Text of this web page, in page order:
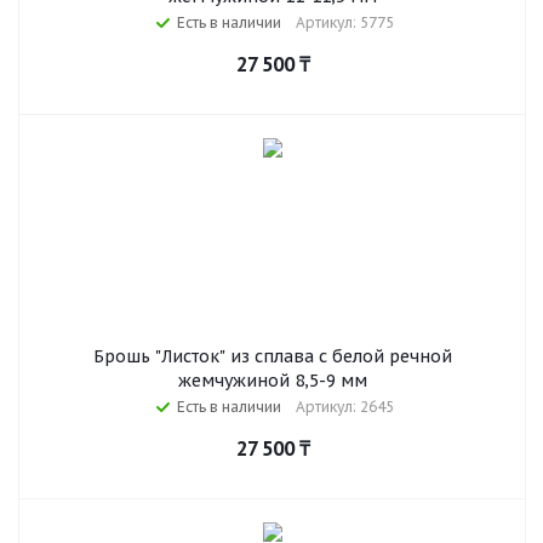
Есть в наличии Артикул: 5775
27 500₸
Брошь "Листок" из сплава с белой речной
жемчужиной 8,5-9 мм
Есть в наличии Артикул: 2645
27 500₸